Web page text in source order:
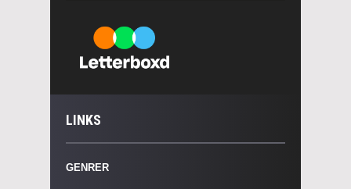
LINKS
GENRER